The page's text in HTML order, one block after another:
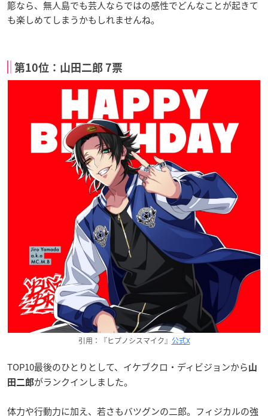
簓なら、無人島でも芸人ならではの感性でどんなことが起きて
も楽しめてしまうかもしれませんね。
第10位：山田二郎 7票
引用：『ヒプノシスマイク』 公式X
TOP10最後のひとりとして、イケブクロ・ディビジョンから 山
田二郎がランクインしました。
体力や行動力に加え、若さもバツグンの二郎。フィジカルの強